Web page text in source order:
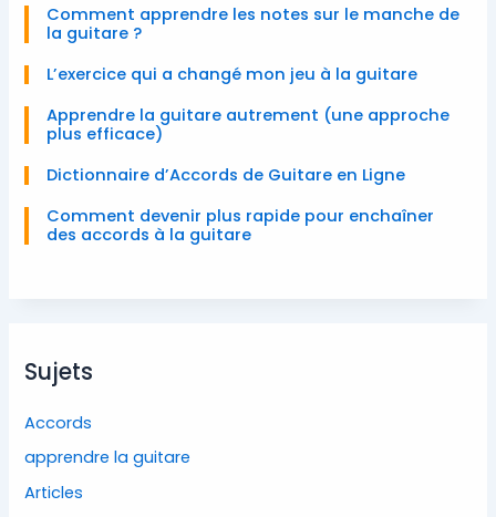
Comment apprendre les notes sur le manche de
la guitare ?
L’exercice qui a changé mon jeu à la guitare
Apprendre la guitare autrement (une approche
plus efficace)
Dictionnaire d’Accords de Guitare en Ligne
Comment devenir plus rapide pour enchaîner
des accords à la guitare
Sujets
Accords
apprendre la guitare
Articles